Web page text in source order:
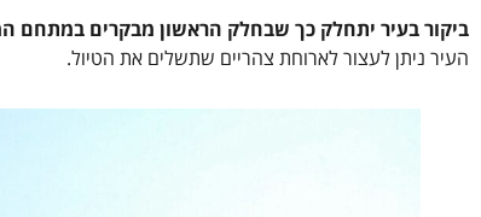
ביקור בעיר יתחלק כך שבחלק הראשון מבקרים במתחם
העיר ניתן לעצור לארוחת צהריים שתשלים את הטיול.